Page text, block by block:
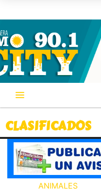
CLASIFICADOS
ANIMALES